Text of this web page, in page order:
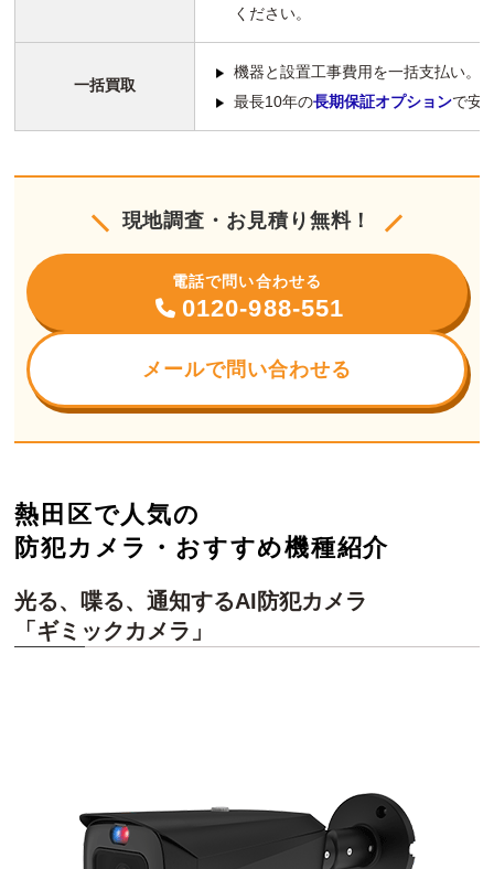
ください。
一括買取
機器と設置工事費用を一括支払い。
最長10年の長期保証オプションで安
現地調査・お見積り無料！
電話で問い合わせる
0120-988-551
メールで問い合わせる
熱田区で人気の
防犯カメラ・おすすめ機種紹介
光る、喋る、通知するAI防犯カメラ
「ギミックカメラ」